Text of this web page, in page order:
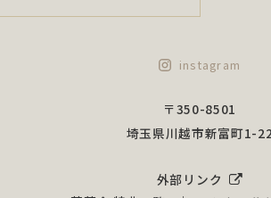
instagram
外部リンク
〒350-8501
埼玉県川越市新富町1-